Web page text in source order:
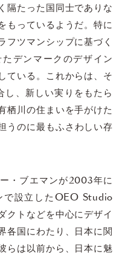
隔たった国同士でありな
もっているようだ。特に
フツマンシップに基づく
デンマークのデザイン
ている。これからは、そ
し、新しい実りをもたら
栖川の住まいを手がけた
うのに最もふさわしい存
・ブエマンが2003年に
で設立したOEO Studio
クトなどを中心にデザイ
各国にわたり、日本に関
らは以前から、日本に魅